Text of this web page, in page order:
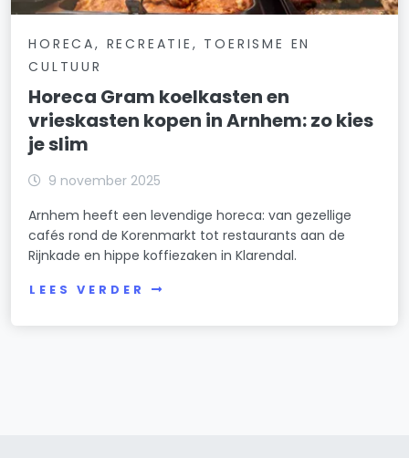
HORECA, RECREATIE, TOERISME EN
CULTUUR
Horeca Gram koelkasten en
vrieskasten kopen in Arnhem: zo kies
je slim
9 november 2025
Arnhem heeft een levendige horeca: van gezellige
cafés rond de Korenmarkt tot restaurants aan de
Rijnkade en hippe koffiezaken in Klarendal.
LEES VERDER